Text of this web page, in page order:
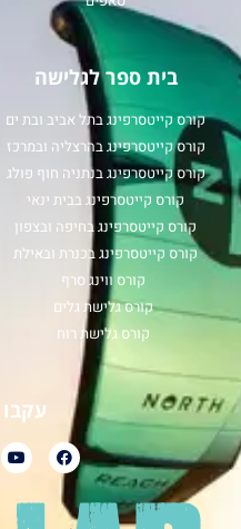
בית ספר לגלישה
קורס קייטסרפינג בתל אביב ובת ים
קורס קייטסרפינג בהרצליה ובמרכז
קורס קייטסרפינג בנתניה חוף פולג
קורס קייטסרפינג בבית ינאי
קורס קייטסרפינג בחיפה ובצפון
קורס קייטסרפינג בכנרת ובאילת
קורס ווינג סרף
קורס גלישת גלים
קורס גלישת רוח
עקבו